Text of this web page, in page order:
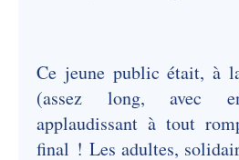
Ce jeune public était, à
(assez long, avec
applaudissant à tout
final ! Les adultes,